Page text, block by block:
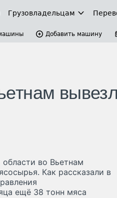
Грузовладельцам
Добавить машину
во Вьетнам
Как рассказали в
ещё 38 тонн мяса